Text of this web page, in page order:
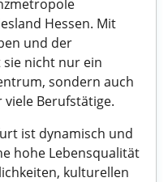
Hessen. Mit
und der
sie nicht nur ein
sondern auch
Berufstätige.
ist dynamisch und
hohe Lebensqualität
kulturellen